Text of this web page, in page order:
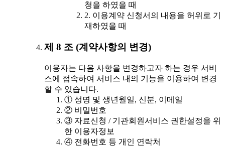
청을 하였을 때
2. 이용계약 신청서의 내용을 허위로 기
재하였을 때
제 8 조 (계약사항의 변경)
이용자는 다음 사항을 변경하고자 하는 경우 서비
스에 접속하여 서비스 내의 기능을 이용하여 변경
할 수 있습니다.
① 성명 및 생년월일, 신분, 이메일
② 비밀번호
③ 자료신청 / 기관회원서비스 권한설정을 위
한 이용자정보
④ 전화번호 등 개인 연락처